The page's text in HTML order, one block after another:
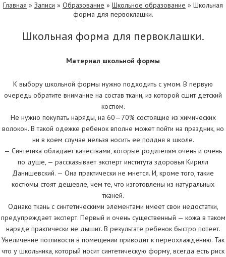
Главная » Записи » Образование » Школьное образование » Школьная
форма для первоклашки.
Школьная форма для первоклашки.
Материал школьной формы
К выбору школьной формы нужно подходить с умом. В первую
очередь обратите внимание на состав ткани, из которой сшит детский
костюм.
Не нужно покупать наряды, на 60—70% состоящие из химических
волокон. В такой одежке ребенок вполне может пойти на праздник, но
ни в коем случае нельзя носить ее полдня в школе.
— Синтетика обладает качествами, которые родителям очень и очень
по душе, — рассказывает эксперт института здоровья Кирилл
Данишевский. — Она практически не мнется. И, кроме того, такие
костюмы стоят дешевле, чем те, что изготовлены из натуральных
тканей.
Однако ткань с синтетическими элементами имеет свои недостатки,
предупреждает эксперт. Первый и очень существенный — кожа в таком
наряде практически не дышит. В результате ребенок быстро потеет.
Увеличение потливости в помещении приводит к переохлаждению. Так
что у школьника, который носит синтетическую форму, всегда есть риск